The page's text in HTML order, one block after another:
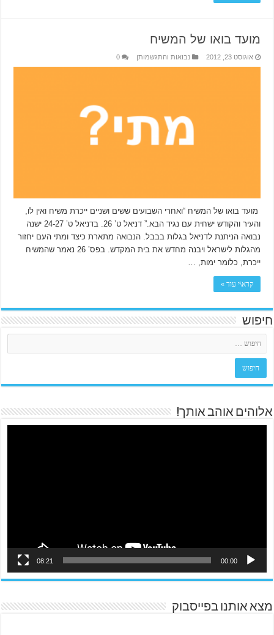
מועד בואו של המשיח
אוגוסט 23, 2012 נבואות והתגשמותן 0
מועד בואו של המשיח “ואחרי השבועים ששים ושניים ייכרת משיח ואין לו,
והעיר והקודש ישחית עם נגיד הבא.” דניאל ט’ 26. בדניאל ט’ 24-27 ישנה
נבואה הניתנת לדניאל בגלות בבבל. הנבואה מתארת כיצד ומתי העם יחזור
מהגלות לישראל ויבנה מחדש את בית המקדש. בפס’ 26 נאמר שהמשיח
ייכרת, כלומר ימות, …
קרא\י עוד »
חיפוש
אלוהים אוהב אותך!
00:00
08:21
מצא אותנו בפייסבוק